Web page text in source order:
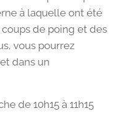
à laquelle ont été
de poing et des
vous pourrez
dans un
de 10h15 à 11h15